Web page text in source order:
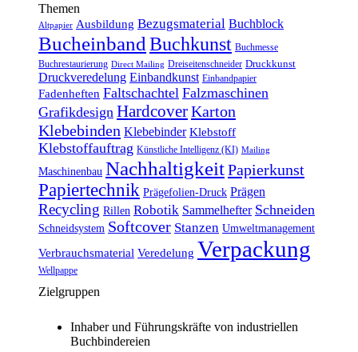
Themen
Altpapier Ausbildung Bezugsmaterial Buchblock
BucheinbandBuchkunst Buchmesse
Buchrestaurierung Direct Mailing Dreiseitenschneider Druckkunst
Druckveredelung Einbandkunst Einbandpapier
Fadenheften Faltschachtel Falzmaschinen
Grafikdesign HardcoverKarton
Klebebinden Klebebinder Klebstoff
Klebstoffauftrag Künstliche Intelligenz (KI) Mailing
Maschinenbau NachhaltigkeitPapierkunst
Papiertechnik Prägefolien-Druck Prägen
Recycling Rillen Robotik Sammelhefter Schneiden
Schneidsystem Softcover Stanzen Umweltmanagement
Verbrauchsmaterial Veredelung Verpackung
Wellpappe
Zielgruppen
Inhaber und Führungskräfte von industriellen
Buchbindereien